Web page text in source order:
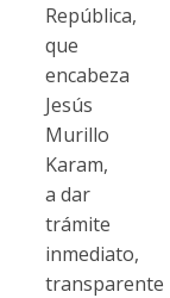
República,
que
encabeza
Jesús
Murillo
Karam,
a dar
trámite
inmediato,
transparente